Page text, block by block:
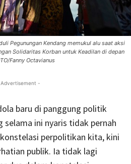
Pegunungan Kendang memukul alu saat aksi
Solidaritas Korban untuk Keadilan di depan
Fanny Octavianus
-
baru di panggung politik
selama ini nyaris tidak pernah
perpolitikan kita, kini
publik. Ia tidak lagi